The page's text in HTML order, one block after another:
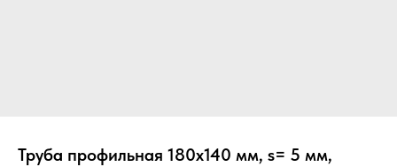
Труба профильная 180х140 мм, s= 5 мм,